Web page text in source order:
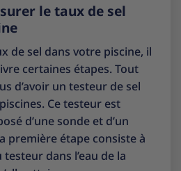
le taux de sel
de sel dans votre piscine, il
certaines étapes. Tout
d’avoir un testeur de sel
Ce testeur est
d’une sonde et d’un
première étape consiste à
dans l’eau de la